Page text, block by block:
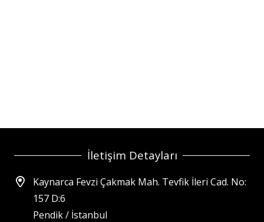
İletişim Detayları
Kaynarca Fevzi Çakmak Mah. Tevfik İleri Cad. No:
157 D:6
Pendik / İstanbul